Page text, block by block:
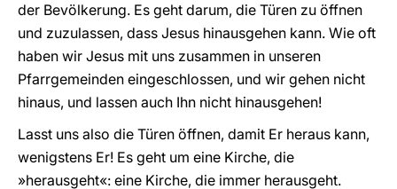
der Bevölkerung. Es geht darum, die Türen zu öffnen
und zuzulassen, dass Jesus hinausgehen kann. Wie oft
haben wir Jesus mit uns zusammen in unseren
Pfarrgemeinden eingeschlossen, und wir gehen nicht
hinaus, und lassen auch Ihn nicht hinausgehen!
Lasst uns also die Türen öffnen, damit Er heraus kann,
wenigstens Er! Es geht um eine Kirche, die
»herausgeht«: eine Kirche, die immer herausgeht.